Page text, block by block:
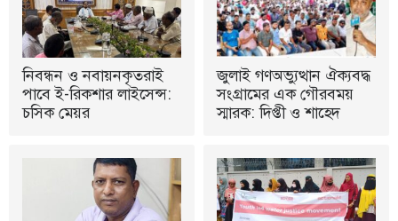
নিবন্ধন ও নবায়নকৃতরাই
পাবে ই-রিকশার লাইসেন্স:
চসিক মেয়র
জুলাই গণঅভ্যুত্থান ঐক্যবদ্ধ
সংগ্রামের এক গৌরবময়
স্মারক: দিপ্তী ও শাহেদ